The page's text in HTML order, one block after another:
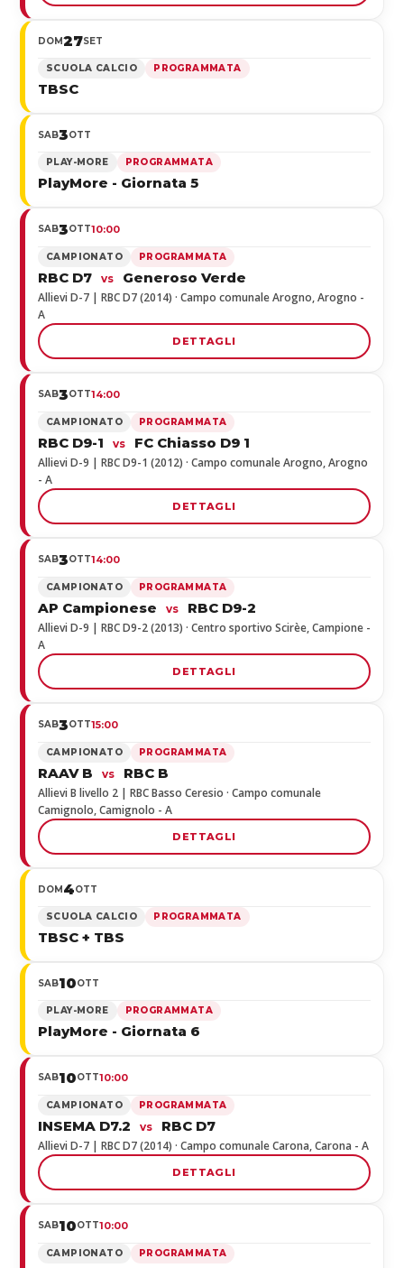
DOM27SET
SCUOLA CALCIO PROGRAMMATA
TBSC
SAB3OTT
PLAY-MORE PROGRAMMATA
PlayMore - Giornata 5
SAB3OTT10:00
CAMPIONATO PROGRAMMATA
RBC D7 vs Generoso Verde
Allievi D-7 | RBC D7 (2014) · Campo comunale Arogno, Arogno -
A
DETTAGLI
SAB3OTT14:00
CAMPIONATO PROGRAMMATA
RBC D9-1 vs FC Chiasso D9 1
Allievi D-9 | RBC D9-1 (2012) · Campo comunale Arogno, Arogno
- A
DETTAGLI
SAB3OTT14:00
CAMPIONATO PROGRAMMATA
AP Campionese vs RBC D9-2
Allievi D-9 | RBC D9-2 (2013) · Centro sportivo Scirèe, Campione -
A
DETTAGLI
SAB3OTT15:00
CAMPIONATO PROGRAMMATA
RAAV B vs RBC B
Allievi B livello 2 | RBC Basso Ceresio · Campo comunale
Camignolo, Camignolo - A
DETTAGLI
DOM4OTT
SCUOLA CALCIO PROGRAMMATA
TBSC + TBS
SAB10OTT
PLAY-MORE PROGRAMMATA
PlayMore - Giornata 6
SAB10OTT10:00
CAMPIONATO PROGRAMMATA
INSEMA D7.2 vs RBC D7
Allievi D-7 | RBC D7 (2014) · Campo comunale Carona, Carona - A
DETTAGLI
SAB10OTT10:00
CAMPIONATO PROGRAMMATA